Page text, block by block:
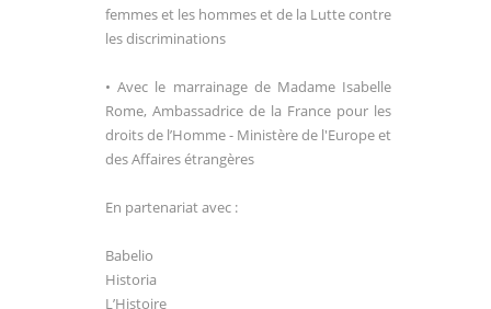
femmes et les hommes et de la Lutte contre
lesdiscriminations
• Avec le marrainage de Madame Isabelle
Rome, Ambassadrice de la France pour les
droits de l’Homme - Ministère de l'Europe et
des Affaires étrangères
En partenariat avec :
Babelio
Historia
L’Histoire